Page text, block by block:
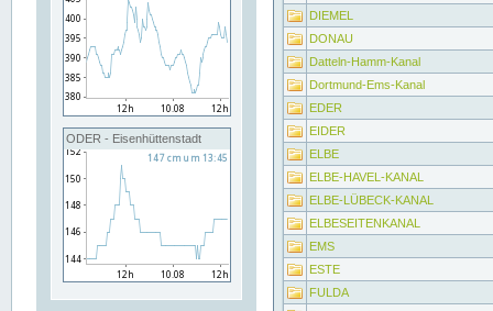
ODER - Eisenhüttenstadt
DIEMEL
DONAU
Datteln-Hamm-Kanal
Dortmund-Ems-Kanal
EDER
EIDER
ELBE
ELBE-HAVEL-KANAL
ELBE-LÜBECK-KANAL
ELBESEITENKANAL
EMS
ESTE
FULDA